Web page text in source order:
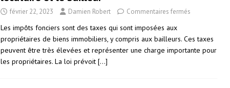
février 22, 2023 Damien Robert Commentaires fermés
Les impôts fonciers sont des taxes qui sont imposées aux
propriétaires de biens immobiliers, y compris aux bailleurs. Ces taxes
peuvent être très élevées et représenter une charge importante pour
les propriétaires. La loi prévoit […]